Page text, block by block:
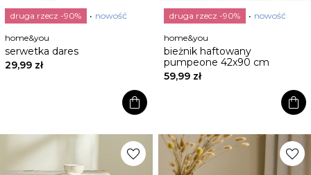
druga rzecz -90% nowość
home&you
serwetka dares
29,99 zł
shopping_bag
druga rzecz -90% nowość
home&you
bieżnik haftowany
pumpeone 42x90 cm
59,99 zł
shopping_bag
favorite favorite